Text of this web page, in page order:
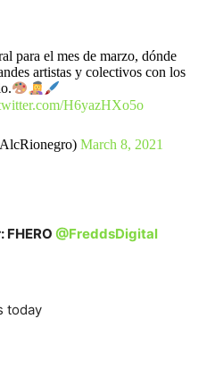
para el mes de marzo, dónde
artistas y colectivos con los
H6yazHXo5o
March 8, 2021
@FreddsDigital
today